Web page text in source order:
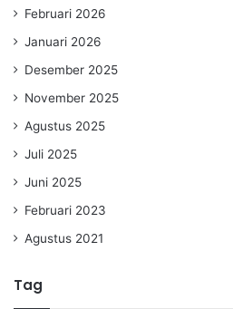
Februari 2026
Januari 2026
Desember 2025
November 2025
Agustus 2025
Juli 2025
Juni 2025
Februari 2023
Agustus 2021
Tag